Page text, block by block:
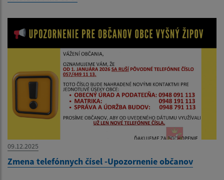
09.12.2025
Zmena telefónnych čísel -Upozornenie občanov